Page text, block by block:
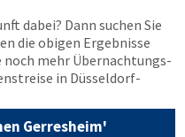
dabei? Dann suchen Sie
die obigen Ergebnisse
noch mehr Übernachtungs­
in Düsseldorf-
Gerresheim'